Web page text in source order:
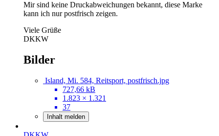
Mir sind keine Druckabweichungen bekannt, diese Marke
kann ich nur postfrisch zeigen.
Viele Grüße
DKKW
Bilder
Island, Mi. 584, Reitsport, postfrisch.jpg
727,66 kB
1.823 × 1.321
37
Inhalt melden